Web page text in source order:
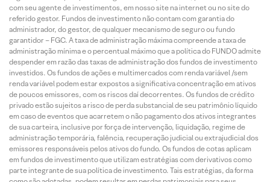
com seu agente de investimentos, em nosso site na internet ou no site do
referido gestor. Fundos de investimento não contam com garantia do
administrador, do gestor, de qualquer mecanismo de seguro ou fundo
garantidor – FGC. A taxa de administração máxima compreende a taxa de
administração mínima e o percentual máximo que a política do FUNDO admite
despender em razão das taxas de administração dos fundos de investimento
investidos. Os fundos de ações e multimercados com renda variável /sem
renda variável podem estar expostos a significativa concentração em ativos
de poucos emissores, com os riscos daí decorrentes. Os fundos de crédito
privado estão sujeitos a risco de perda substancial de seu patrimônio líquido
em caso de eventos que acarretem o não pagamento dos ativos integrantes
de sua carteira, inclusive por força de intervenção, liquidação, regime de
administração temporária, falência, recuperação judicial ou extrajudicial dos
emissores responsáveis pelos ativos do fundo. Os fundos de cotas aplicam
em fundos de investimento que utilizam estratégias com derivativos como
parte integrante de sua política de investimento. Tais estratégias, da forma